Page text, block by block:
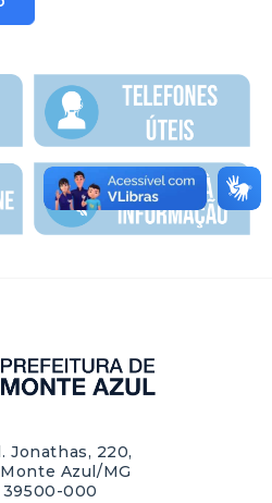
Jonathas, 220,
Azul/MG
39500-000